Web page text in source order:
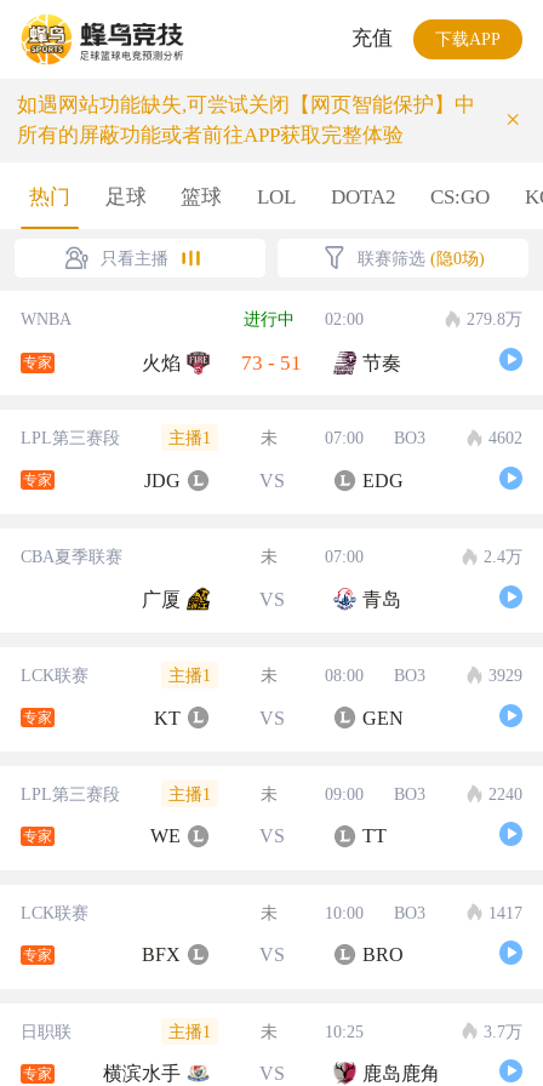
充值 下载APP
如遇网站功能缺失,可尝试关闭【网页智能保护】中
所有的屏蔽功能或者前往APP获取完整体验
×
热门 足球 篮球 LOL DOTA2 CS:GO
只看主播 联赛筛选 (隐0场)
WNBA 进行中 02:00 279.8万
专家 火焰 73 - 51 节奏
LPL第三赛段 主播1 未 07:00 BO3 4602
专家 JDG VS EDG
CBA夏季联赛 未 07:00 2.4万
广厦 VS 青岛
LCK联赛 主播1 未 08:00 BO3 3929
专家 KT VS GEN
LPL第三赛段 主播1 未 09:00 BO3 2240
专家 WE VS TT
LCK联赛 未 10:00 BO3 1417
专家 BFX VS BRO
日职联 主播1 未 10:25 3.7万
专家 横滨水手 VS 鹿岛鹿角